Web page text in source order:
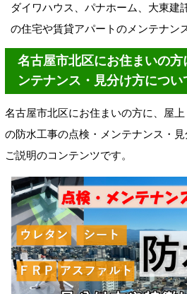
ダイワハウス、パナホーム、大東建
の住宅や賃貸アパートのメンテナン
名古屋市北区にお住まいの
ンテナンス・見分け方につい
名古屋市北区にお住まいの方に、屋
の防水工事の点検・メンテナンス・
ご説明のコンテンツです。